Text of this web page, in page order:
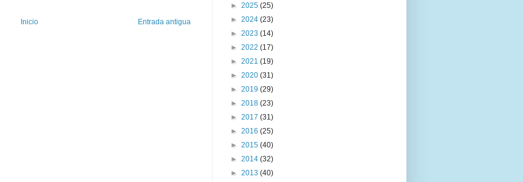
Entrada antigua
Inicio
► 2025 (25)
► 2024 (23)
► 2023 (14)
► 2022 (17)
► 2021 (19)
► 2020 (31)
► 2019 (29)
► 2018 (23)
► 2017 (31)
► 2016 (25)
► 2015 (40)
► 2014 (32)
► 2013 (40)